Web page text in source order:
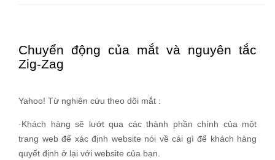
Chuyển động của mắt và nguyên tắc
Zig-Zag
Yahoo! Từ nghiên cứu theo dõi mắt :
·Khách hàng sẽ lướt qua các thành phần chính của một
trang web để xác định website nói về cái gì để khách hàng
quyết định ở lại với website của bạn.